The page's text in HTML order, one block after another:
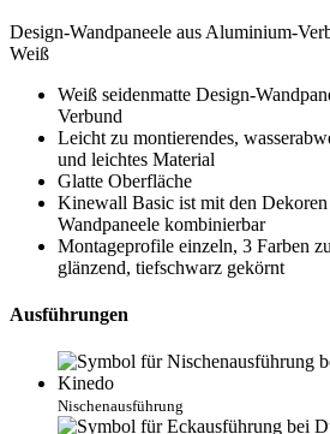
Design-Wandpaneele aus Aluminium-
Weiß
Weiß seidenmatte Design-
Verbund
Leicht zu montierendes,
und leichtes Material
Glatte Oberfläche
Kinewall Basic ist mit den
Wandpaneele kombinierbar
Montageprofile einzeln, 3 Farben
glänzend, tiefschwarz gekörnt
Ausführungen
Nischenausführung